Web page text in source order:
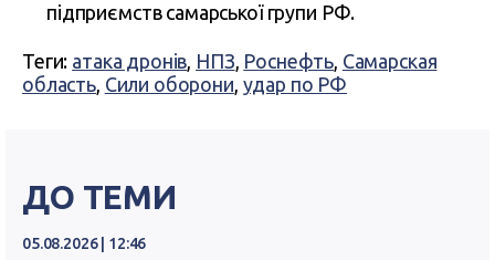
підприємств самарської групи РФ.
Теги: атака дронів, НПЗ, Роснефть, Самарская
область, Сили оборони, удар по РФ
ДО ТЕМИ
05.08.2026 | 12:46